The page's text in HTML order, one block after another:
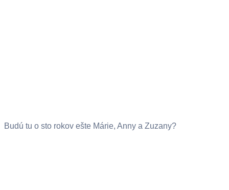
Budú tu o sto rokov ešte Márie, Anny a Zuzany?